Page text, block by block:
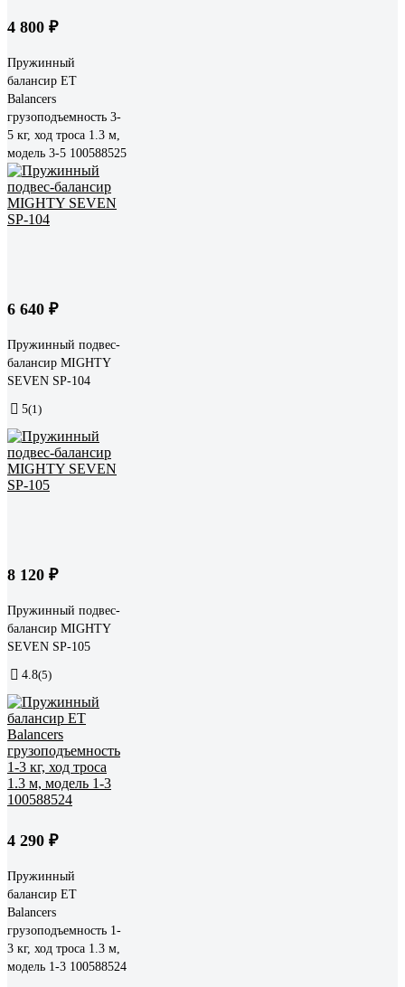
4 800 ₽
Пружинный
балансир ET
Balancers
грузоподъемность 3-
5 кг, ход троса 1.3 м,
модель 3-5 100588525
6 640 ₽
Пружинный подвес-
балансир MIGHTY
SEVEN SP-104
5(1)
8 120 ₽
Пружинный подвес-
балансир MIGHTY
SEVEN SP-105
4.8(5)
4 290 ₽
Пружинный
балансир ET
Balancers
грузоподъемность 1-
3 кг, ход троса 1.3 м,
модель 1-3 100588524